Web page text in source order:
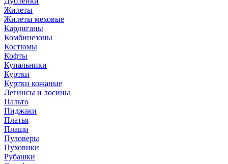
Жилеты
Жилеты меховые
Кардиганы
Комбинезоны
Костюмы
Кофты
Купальники
Куртки
Куртки кожаные
Легинсы и лосины
Пальто
Пиджаки
Платья
Плащи
Пуловеры
Пуховики
Рубашки